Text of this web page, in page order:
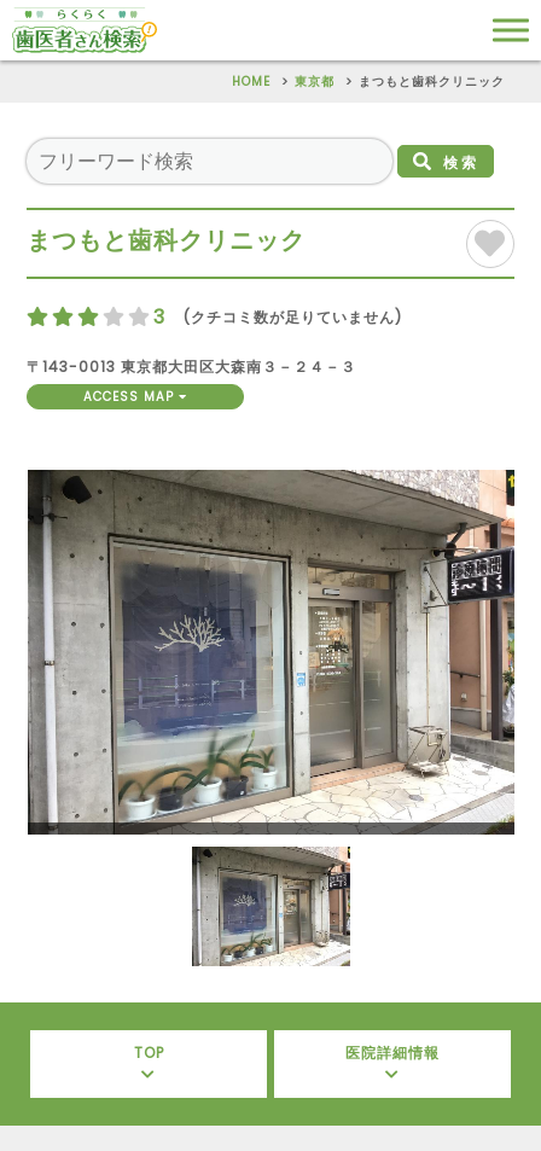
HOME 東京都 まつもと歯科クリニック
検索
まつもと歯科クリニック
3 (クチコミ数が足りていません)
〒143-0013 東京都大田区大森南３－２４－３
ACCESS MAP
TOP 医院詳細情報